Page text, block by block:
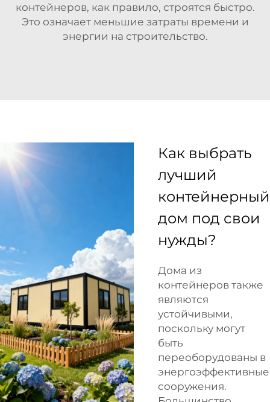
контейнеров, как правило, строятся быстро.
Это означает меньшие затраты времени и
энергии на строительство.
Как выбрать
лучший
контейнерный
дом под свои
нужды?
Дома из
контейнеров также
являются
устойчивыми,
поскольку могут
быть
переоборудованы в
энергоэффективные
сооружения.